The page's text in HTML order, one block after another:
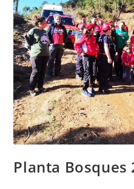
Planta Bosques